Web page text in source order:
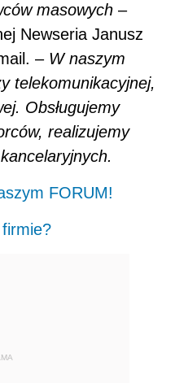
masowych –
Newseria Janusz
– W naszym
telekomunikacyjnej,
Obsługujemy
realizujemy
FORUM!